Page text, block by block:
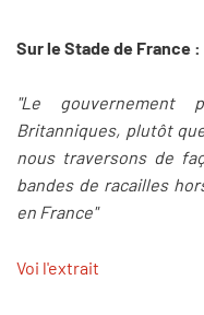
Sur le Stade de France :
"Le
Britanniques, plutôt
nous traversons de
bandes de racailles
en France"
Voi l'extrait